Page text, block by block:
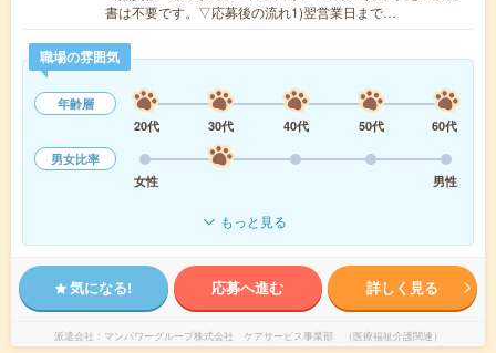
書は不要です。▽応募後の流れ1)翌営業日まで…
職場の雰囲気
年齢層
20代
30代 40代 50代
60代
男女比率
女性
男性
もっと見る
気になる! 応募へ進む 詳しく見る
派遣会社 マンパワーグループ株式会社 ケアサービス事業部 （医療福祉介護関連）